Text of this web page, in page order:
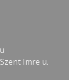
Imre u.